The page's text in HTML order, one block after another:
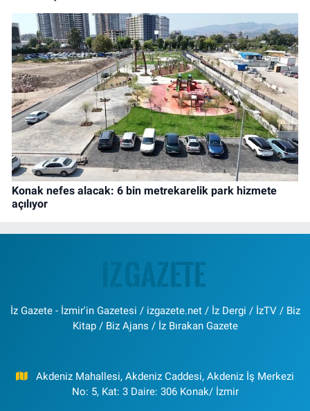
Konak nefes alacak: 6 bin metrekarelik park hizmete
açılıyor
İz Gazete - İzmir'in Gazetesi / izgazete.net / İz Dergi / İzTV / Biz
Kitap / Biz Ajans / İz Bırakan Gazete
Akdeniz Mahallesi, Akdeniz Caddesi, Akdeniz İş Merkezi
No: 5, Kat: 3 Daire: 306 Konak/ İzmir